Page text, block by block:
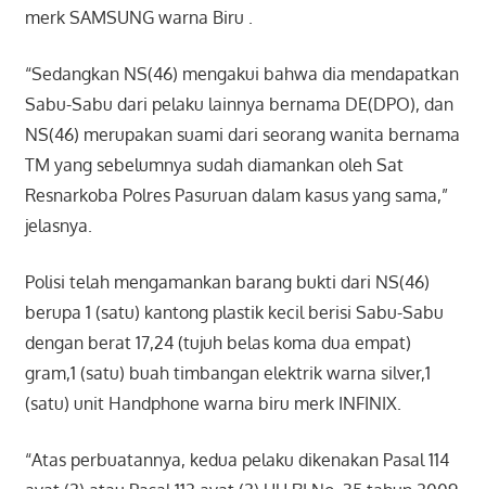
merk SAMSUNG warna Biru .
“Sedangkan NS(46) mengakui bahwa dia mendapatkan
Sabu-Sabu dari pelaku lainnya bernama DE(DPO), dan
NS(46) merupakan suami dari seorang wanita bernama
TM yang sebelumnya sudah diamankan oleh Sat
Resnarkoba Polres Pasuruan dalam kasus yang sama,”
jelasnya.
Polisi telah mengamankan barang bukti dari NS(46)
berupa 1 (satu) kantong plastik kecil berisi Sabu-Sabu
dengan berat 17,24 (tujuh belas koma dua empat)
gram,1 (satu) buah timbangan elektrik warna silver,1
(satu) unit Handphone warna biru merk INFINIX.
“Atas perbuatannya, kedua pelaku dikenakan Pasal 114